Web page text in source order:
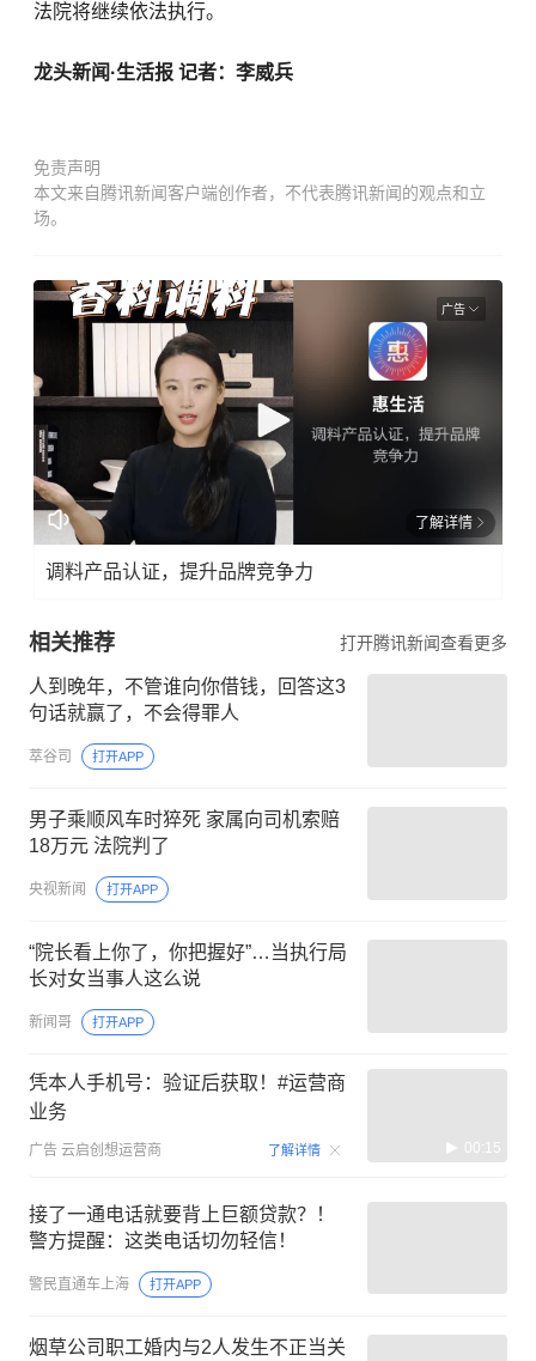
法院将继续依法执行。
龙头新闻·生活报 记者：李威兵
免责声明
本文来自腾讯新闻客户端创作者，不代表腾讯新闻的观点和立
场。
广告
了解详情
调料产品认证，提升品牌竞争力
相关推荐 打开腾讯新闻查看更多
人到晚年，不管谁向你借钱，回答这3
句话就赢了，不会得罪人
萃谷司 打开APP
男子乘顺风车时猝死 家属向司机索赔
18万元 法院判了
央视新闻 打开APP
“院长看上你了，你把握好”…当执行局
长对女当事人这么说
新闻哥 打开APP
凭本人手机号：验证后获取！#运营商
业务
广告 云启创想运营商 了解详情 00:15
接了一通电话就要背上巨额贷款？！
警方提醒：这类电话切勿轻信！
警民直通车上海 打开APP
烟草公司职工婚内与2人发生不正当关